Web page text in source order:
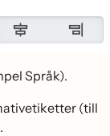
Språk).
(till